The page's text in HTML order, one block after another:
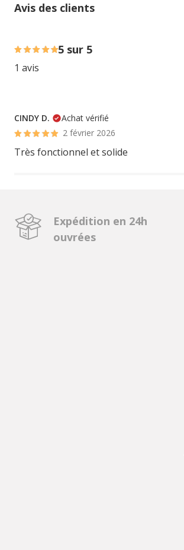
Avis des clients
5 sur 5
1 avis
CINDY D.
Achat vérifié
2 février 2026
Très fonctionnel et solide
Expédition en 24h
ouvrées